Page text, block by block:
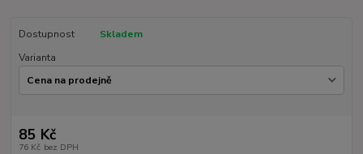
Dostupnost
Skladem
Varianta
85 Kč
76 Kč bez DPH